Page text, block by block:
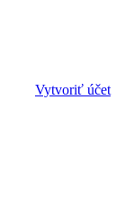
Vytvoriť účet